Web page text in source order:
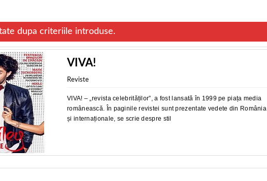
dupa criteriile introduse.
VIVA!
Reviste
VIVA! – „revista celebrităților”, a fost lansată în 1999 pe piața media
românească. În paginile revistei sunt prezentate vedete din România
și internaționale, se scrie despre stil